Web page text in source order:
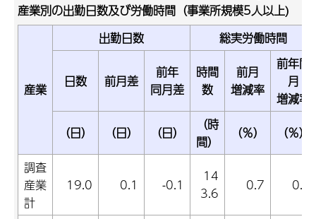
産業別の出勤日数及び労働時間（事業所規模5人以上)
産業
出勤日数 総実労働時間
日数 前月差
前年
同月差
時間
数
前月
増減率
前年同
月
増減率
（日）
（日） （日）
（時
間）
（％）
（％）
調査
産業
計
19.0 0.1 -0.1
14
3.6
0.7 0.9